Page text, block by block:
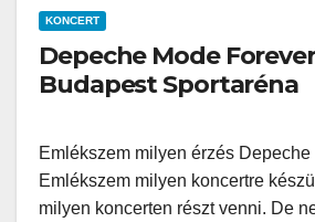
KONCERT
Depeche Mode
Budapest Sportaréna
Emlékszem milyen érzés
Emlékszem milyen koncertre
milyen koncerten részt venni. De